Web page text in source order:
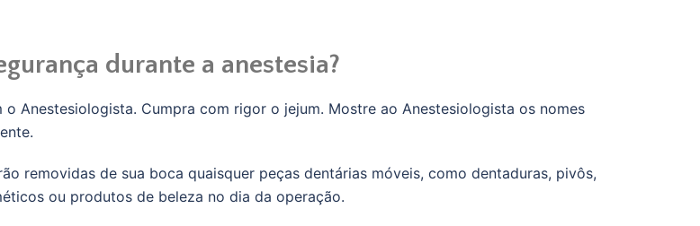
durante a anestesia?
Anestesiologista. Cumpra com rigor o jejum. Mostre ao Anestesiologista os nomes
removidas de sua boca quaisquer peças dentárias móveis, como dentaduras, pivôs,
ou produtos de beleza no dia da operação.